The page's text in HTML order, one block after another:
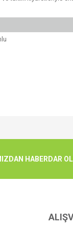
veya
olmalı.
HABERDAR